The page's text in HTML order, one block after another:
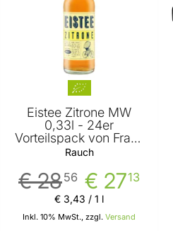
Eistee Zitrone MW
0,33l - 24er
Vorteilspack von Franz
Josef Rauch
Rauch
€ 2713
€ 2856
Inkl. 10% MwSt., zzgl. Versand
€ 3,43 / 1 l